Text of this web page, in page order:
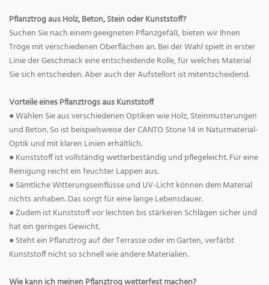
Pflanztrog aus Holz, Beton, Stein oder Kunststoff?
Suchen Sie nach einem geeigneten Pflanzgefäß, bieten wir Ihnen
Tröge mit verschiedenen Oberflächen an. Bei der Wahl spielt in erster
Linie der Geschmack eine entscheidende Rolle, für welches Material
Sie sich entscheiden. Aber auch der Aufstellort ist mitentscheidend.
Vorteile eines Pflanztrogs aus Kunststoff
● Wählen Sie aus verschiedenen Optiken wie Holz, Steinmusterungen
und Beton. So ist beispielsweise der CANTO Stone 14 in Naturmaterial-
Optik und mit klaren Linien erhältlich.
● Kunststoff ist vollständig wetterbeständig und pflegeleicht. Für eine
Reinigung reicht ein feuchter Lappen aus.
● Sämtliche Witterungseinflüsse und UV-Licht können dem Material
nichts anhaben. Das sorgt für eine lange Lebensdauer.
● Zudem ist Kunststoff vor leichten bis stärkeren Schlägen sicher und
hat ein geringes Gewicht.
● Steht ein Pflanztrog auf der Terrasse oder im Garten, verfärbt
Kunststoff nicht so schnell wie andere Materialien.